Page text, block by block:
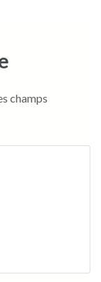
champs